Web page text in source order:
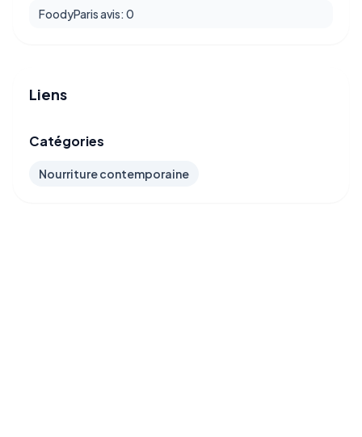
FoodyParis avis: 0
Liens
Catégories
Nourriture contemporaine